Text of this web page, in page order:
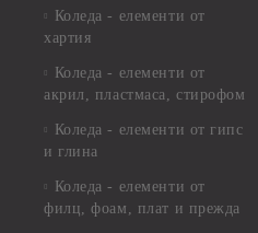
Коледа - елементи от
хартия
Коледа - елементи от
акрил, пластмаса, стирофом
Коледа - елементи от гипс
и глина
Коледа - елементи от
филц, фоам, плат и прежда